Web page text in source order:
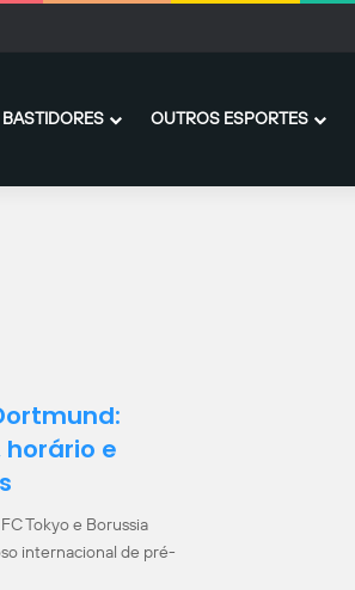
ultrapassar 100 gols no Japão
BASTIDORES OUTROS ESPORTES
e
Tokyo e Borussia
internacional de pré-